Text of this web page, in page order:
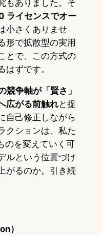
もありました。そ
ライセンスでオー
小さくありませ
形で拡散型の実用
とで、この方式の
ずです。
競争軸が「賢さ」
広がる前触れと捉
自己修正しながら
クションは、私た
のを変えていく可
ルという位置づけ
がるのか。引き続
）